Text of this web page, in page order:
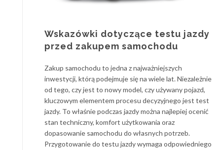
Wskazówki dotyczące testu jazdy
przed zakupem samochodu
Zakup samochodu to jedna z najważniejszych
inwestycji, którą podejmuje się na wiele lat. Niezależnie
od tego, czy jest to nowy model, czy używany pojazd,
kluczowym elementem procesu decyzyjnego jest test
jazdy. To właśnie podczas jazdy można najlepiej ocenić
stan techniczny, komfort użytkowania oraz
dopasowanie samochodu do własnych potrzeb.
Przygotowanie do testu jazdy wymaga odpowiedniego